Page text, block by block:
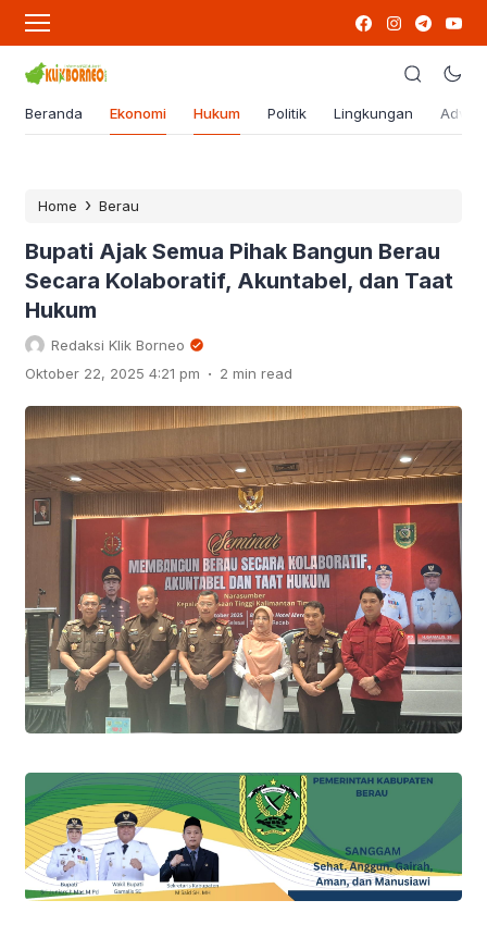
Beranda Ekonomi Hukum Politik Lingkungan
Home › Berau
Bupati Ajak Semua Pihak Bangun Berau
Secara Kolaboratif, Akuntabel, dan Taat
Hukum
Redaksi Klik Borneo
Oktober 22, 2025 4:21 pm . 2 min read